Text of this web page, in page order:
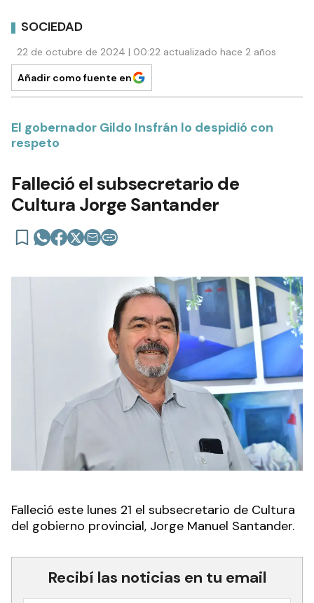
SOCIEDAD
22 de octubre de 2024 | 00:22 actualizado hace 2 años
Añadir como fuente en
El gobernador Gildo Insfrán lo despidió con
respeto
Falleció el subsecretario de
Cultura Jorge Santander
Falleció este lunes 21 el subsecretario de Cultura
del gobierno provincial, Jorge Manuel Santander.
Recibí las noticias en tu email